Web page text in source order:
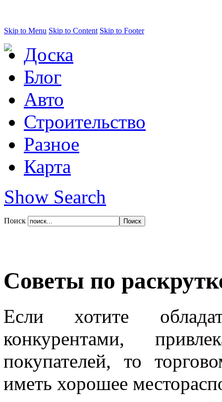
Skip to Menu Skip to Content Skip to Footer
Доска
Блог
Авто
Строительство
Разное
Карта
Show Search
Поиск
Советы по
Если хотите
конкурентами,
покупателей, то
иметь хорошее